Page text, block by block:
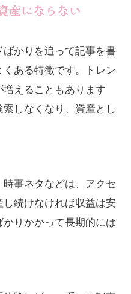
産にならない
ばかりを追って記事を書
ある特徴です。トレン
えることもあります
しなくなり、資産とし
事ネタなどは、アクセ
続けなければ収益は安
りかかって長期的には